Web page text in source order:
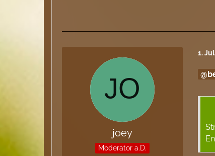
joey
Moderator a.D.
1.